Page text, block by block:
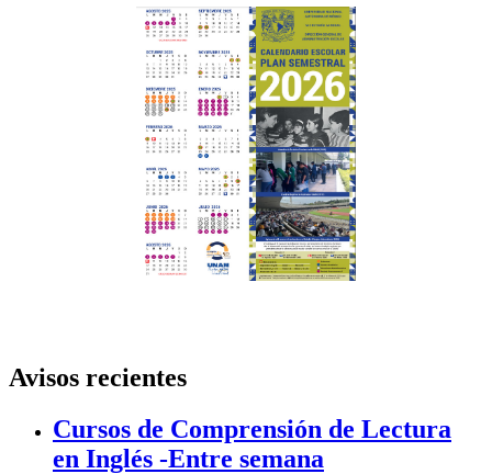
Avisos recientes
Cursos de Comprensión de Lectura
en Inglés -Entre semana